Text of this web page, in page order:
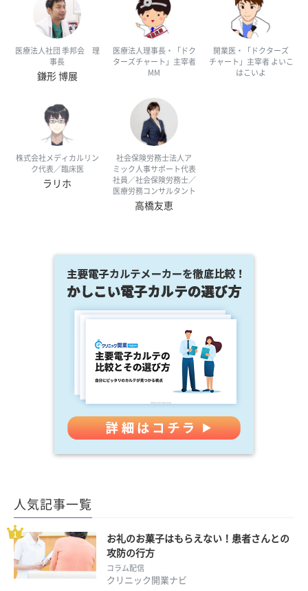
医療法人社団 季邦会 理
事長
鎌形 博展
医療法人理事長・「ドク
ターズチャート」主宰者
MM
開業医・「ドクターズ
チャート」主宰者 よいこ
はこいよ
株式会社メディカルリン
ク代表／臨床医
ラリホ
社会保険労務士法人ア
ミック人事サポート代表
社員／社会保険労務士／
医療労務コンサルタント
高橋友恵
人気記事一覧
お礼のお菓子はもらえない！患者さんとの
攻防の行方
コラム配信
クリニック開業ナビ